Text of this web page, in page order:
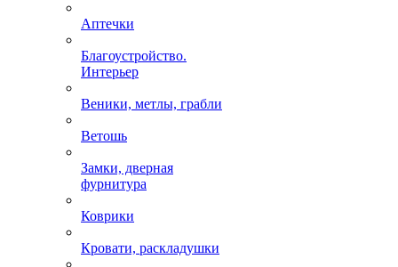
Аптечки
Благоустройство.
Интерьер
Веники, метлы, грабли
Ветошь
Замки, дверная
фурнитура
Коврики
Кровати, раскладушки